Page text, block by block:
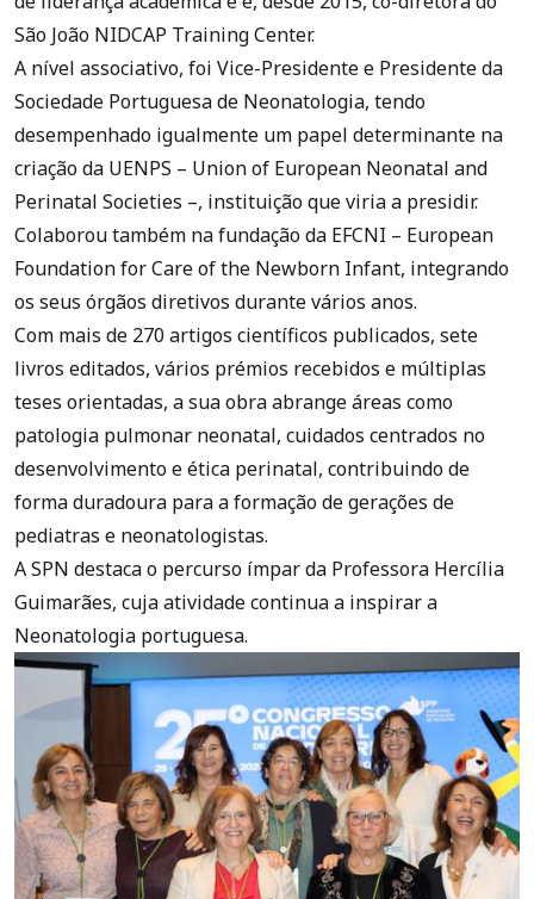
São João NIDCAP Training Center.
A nível associativo, foi Vice-Presidente e Presidente da
Sociedade Portuguesa de Neonatologia, tendo
desempenhado igualmente um papel determinante na
criação da UENPS – Union of European Neonatal and
Perinatal Societies –, instituição que viria a presidir.
Colaborou também na fundação da EFCNI – European
Foundation for Care of the Newborn Infant, integrando
os seus órgãos diretivos durante vários anos.
Com mais de 270 artigos científicos publicados, sete
livros editados, vários prémios recebidos e múltiplas
teses orientadas, a sua obra abrange áreas como
patologia pulmonar neonatal, cuidados centrados no
desenvolvimento e ética perinatal, contribuindo de
forma duradoura para a formação de gerações de
pediatras e neonatologistas.
A SPN destaca o percurso ímpar da Professora Hercília
Guimarães, cuja atividade continua a inspirar a
Neonatologia portuguesa.